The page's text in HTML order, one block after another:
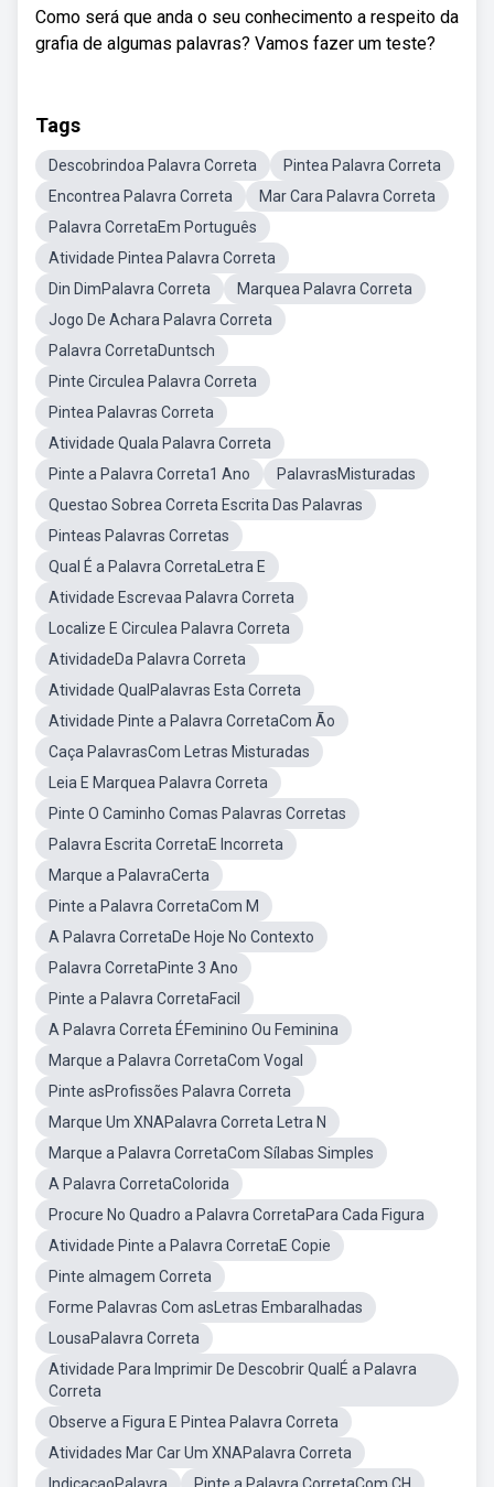
Como será que anda o seu conhecimento a respeito da
grafia de algumas palavras? Vamos fazer um teste?
Tags
Descobrindoa Palavra Correta
Pintea Palavra Correta
Encontrea Palavra Correta
Mar Cara Palavra Correta
Palavra CorretaEm Português
Atividade Pintea Palavra Correta
Din DimPalavra Correta
Marquea Palavra Correta
Jogo De Achara Palavra Correta
Palavra CorretaDuntsch
Pinte Circulea Palavra Correta
Pintea Palavras Correta
Atividade Quala Palavra Correta
Pinte a Palavra Correta1 Ano
PalavrasMisturadas
Questao Sobrea Correta Escrita Das Palavras
Pinteas Palavras Corretas
Qual É a Palavra CorretaLetra E
Atividade Escrevaa Palavra Correta
Localize E Circulea Palavra Correta
AtividadeDa Palavra Correta
Atividade QualPalavras Esta Correta
Atividade Pinte a Palavra CorretaCom Ão
Caça PalavrasCom Letras Misturadas
Leia E Marquea Palavra Correta
Pinte O Caminho Comas Palavras Corretas
Palavra Escrita CorretaE Incorreta
Marque a PalavraCerta
Pinte a Palavra CorretaCom M
A Palavra CorretaDe Hoje No Contexto
Palavra CorretaPinte 3 Ano
Pinte a Palavra CorretaFacil
A Palavra Correta ÉFeminino Ou Feminina
Marque a Palavra CorretaCom Vogal
Pinte asProfissões Palavra Correta
Marque Um XNAPalavra Correta Letra N
Marque a Palavra CorretaCom Sílabas Simples
A Palavra CorretaColorida
Procure No Quadro a Palavra CorretaPara Cada Figura
Atividade Pinte a Palavra CorretaE Copie
Pinte aImagem Correta
Forme Palavras Com asLetras Embaralhadas
LousaPalavra Correta
Atividade Para Imprimir De Descobrir QualÉ a Palavra
Correta
Observe a Figura E Pintea Palavra Correta
Atividades Mar Car Um XNAPalavra Correta